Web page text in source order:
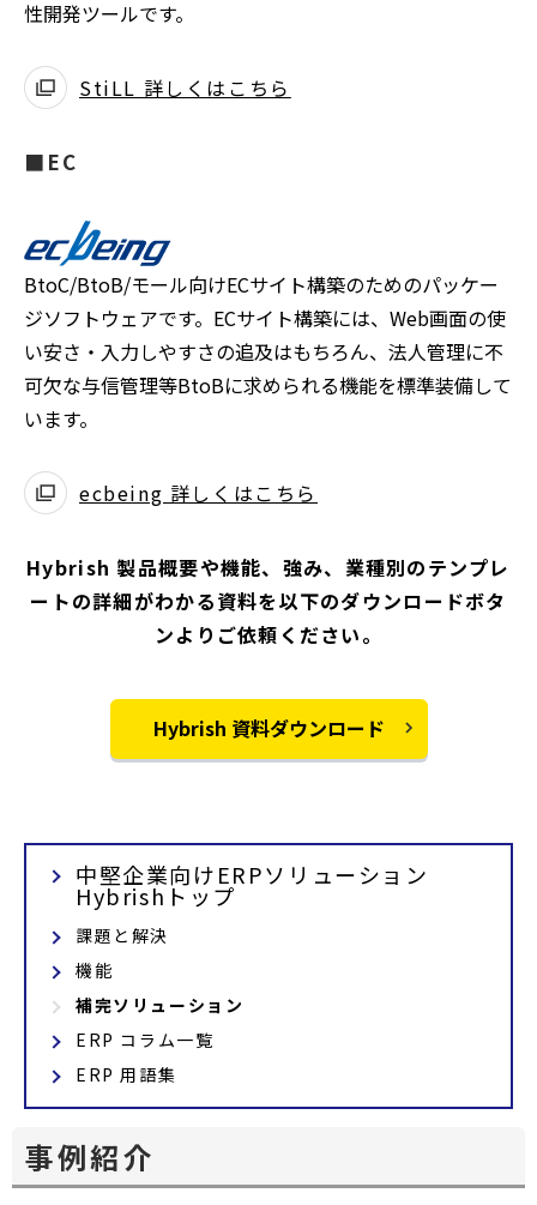
性開発ツールです。
StiLL 詳しくはこちら
■EC
BtoC/BtoB/モール向けECサイト構築のためのパッケー
ジソフトウェアです。ECサイト構築には、Web画面の使
い安さ・入力しやすさの追及はもちろん、法人管理に不
可欠な与信管理等BtoBに求められる機能を標準装備して
います。
ecbeing 詳しくはこちら
Hybrish 製品概要や機能、強み、業種別のテンプレ
ートの詳細がわかる資料を以下のダウンロードボタ
ンよりご依頼ください。
Hybrish 資料ダウンロード
中堅企業向けERPソリューション
Hybrishトップ
課題と解決
機能
補完ソリューション
ERP コラム一覧
ERP 用語集
事例紹介